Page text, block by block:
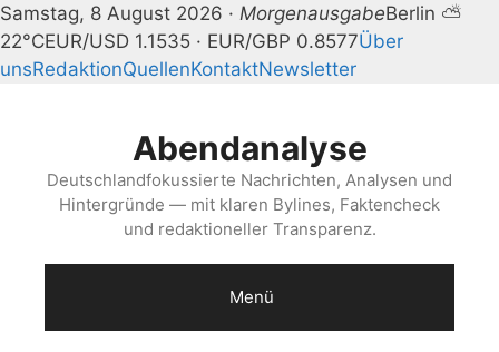
Samstag, 8 August 2026 · MorgenausgabeBerlin ⛅
22°CEUR/USD 1.1535 · EUR/GBP 0.8577Über
unsRedaktionQuellenKontaktNewsletter
Abendanalyse
Deutschlandfokussierte Nachrichten, Analysen und
Hintergründe — mit klaren Bylines, Faktencheck
und redaktioneller Transparenz.
Menü